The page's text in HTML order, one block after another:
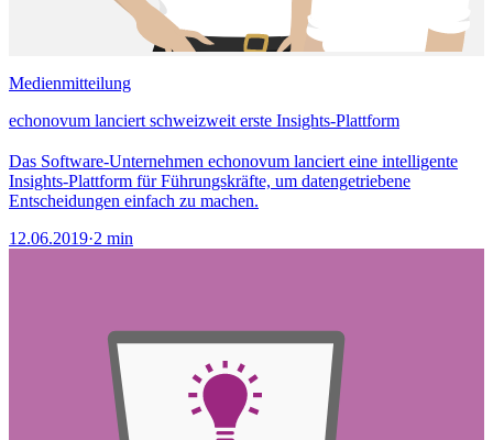
Medienmitteilung
echonovum lanciert schweizweit erste Insights-Plattform
Das Software-Unternehmen echonovum lanciert eine intelligente
Insights-Plattform für Führungskräfte, um datengetriebene
Entscheidungen einfach zu machen.
12.06.2019·2 min